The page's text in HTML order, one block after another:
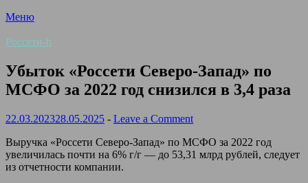
Меню
Россети-h
Убыток «Россети Северо-Запад» по
МСФО за 2022 год снизился в 3,4 раза
22.03.202328.05.2025 - Leave a Comment
Выручка «Россети Северо-Запад» по МСФО за 2022 год
увеличилась почти на 6% г/г — до 53,31 млрд рублей, следует
из отчетности компании.